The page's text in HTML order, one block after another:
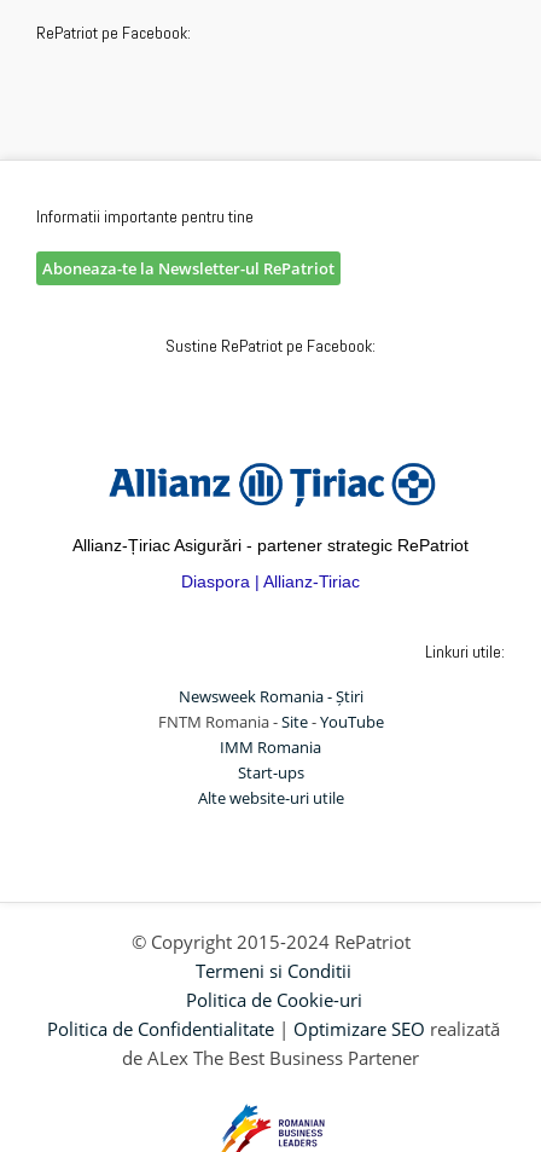
RePatriot pe Facebook:
Informatii importante pentru tine
Aboneaza-te la Newsletter-ul RePatriot
Sustine RePatriot pe Facebook:
Allianz-Țiriac Asigurări - partener strategic RePatriot
Diaspora | Allianz-Tiriac
Linkuri utile:
Newsweek Romania - Știri
FNTM Romania -Site-YouTube
IMM Romania
Start-ups
Alte website-uri utile
© Copyright 2015-2024 RePatriot
Termeni si Conditii
Politica de Cookie-uri
Politica de Confidentialitate | Optimizare SEO realizată
de ALex The Best Business Partener